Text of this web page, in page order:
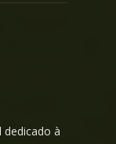
dedicado à